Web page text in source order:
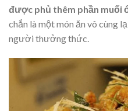
được phủ thêm phần muối
chắn là một món ăn vô cùng
người thưởng thức.